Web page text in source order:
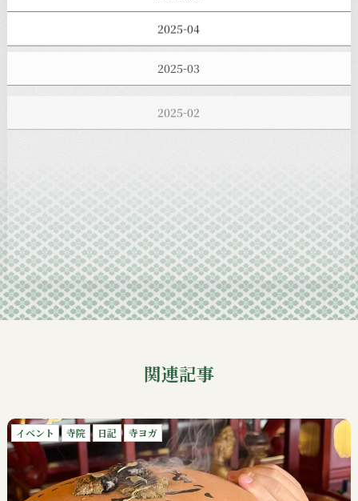
2025-04
2025-03
2025-01
2024-11
2024-10
2024-09
関連記事
イベント 寺院 日記 寺ヨガ